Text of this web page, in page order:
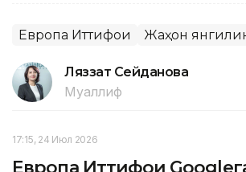
Европа Иттифоқи Жаҳон
Ляззат Сейданова
Муаллиф
17:15, 24 Июл 2026